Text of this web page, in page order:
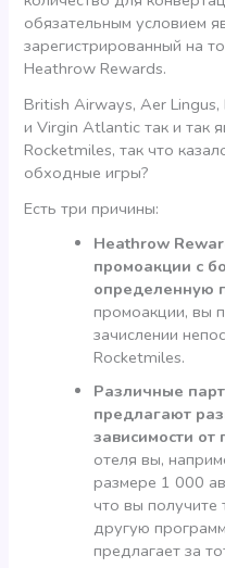
обязательным условием
зарегистрированный на
Heathrow Rewards.
British Airways, Aer
и Virgin Atlantic так и так
Rocketmiles, так что
обходные игры?
Есть три причины:
Heathrow
промоакции с
определенную
промоакции, вы
зачислении
Rocketmiles.
Различные
предлагают
зависимости от
отеля вы,
размере 1 000
что вы
другую
предлагает за